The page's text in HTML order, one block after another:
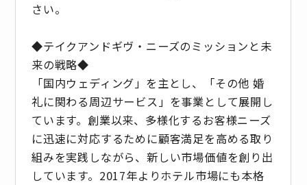
さい。
◆テイクアンドギヴ・ニーズのミッションと未
来の戦略◆
「国内ウェディング」を主とし、「その他 婚
礼に関わる周辺サービス」を事業として展開し
ています。創業以来、多様化するお客様ニーズ
に迅速に対応するために顧客満足を高める取り
組みを実践しながら、新しい市場価値を創り出
しています。2017年よりホテル市場にも本格